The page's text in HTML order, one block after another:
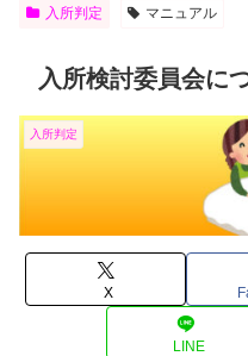
入所判定 マニュアル
入所検討委員会に
入所判定
X
LINE